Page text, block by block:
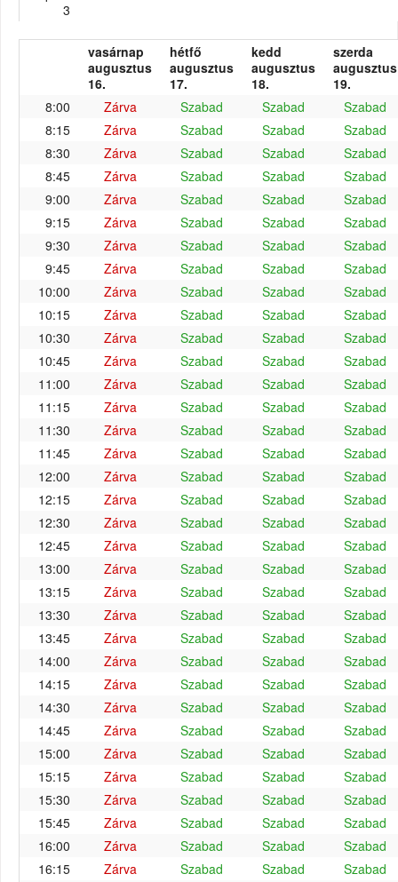
3
vasárnap
augusztus
16.
hétfő
augusztus
17.
kedd
augusztus
18.
szerda
augusztus
19.
8:00
Zárva Szabad Szabad
Szabad
8:15
Zárva Szabad Szabad
Szabad
8:30
Zárva Szabad Szabad
Szabad
8:45
Zárva Szabad Szabad
Szabad
9:00
Zárva Szabad Szabad
Szabad
9:15
Zárva Szabad Szabad
Szabad
9:30
Zárva Szabad Szabad
Szabad
9:45
Zárva Szabad Szabad
Szabad
10:00
Zárva Szabad Szabad
Szabad
10:15
Zárva Szabad Szabad
Szabad
10:30
Zárva Szabad Szabad
Szabad
10:45
Zárva Szabad Szabad
Szabad
11:00
Zárva Szabad Szabad
Szabad
11:15
Zárva Szabad Szabad
Szabad
11:30
Zárva Szabad Szabad
Szabad
11:45
Zárva Szabad Szabad
Szabad
12:00
Zárva Szabad Szabad
Szabad
12:15
Zárva Szabad Szabad
Szabad
12:30
Zárva Szabad Szabad
Szabad
12:45
Zárva Szabad Szabad
Szabad
13:00
Zárva Szabad Szabad
Szabad
13:15
Zárva Szabad Szabad
Szabad
13:30
Zárva Szabad Szabad
Szabad
13:45
Zárva Szabad Szabad
Szabad
14:00
Zárva Szabad Szabad
Szabad
14:15
Zárva Szabad Szabad
Szabad
14:30
Zárva Szabad Szabad
Szabad
14:45
Zárva Szabad Szabad
Szabad
15:00
Zárva Szabad Szabad
Szabad
15:15
Zárva Szabad Szabad
Szabad
15:30
Zárva Szabad Szabad
Szabad
15:45
Zárva Szabad Szabad
Szabad
16:00
Zárva Szabad Szabad
Szabad
16:15
Zárva Szabad Szabad Szabad